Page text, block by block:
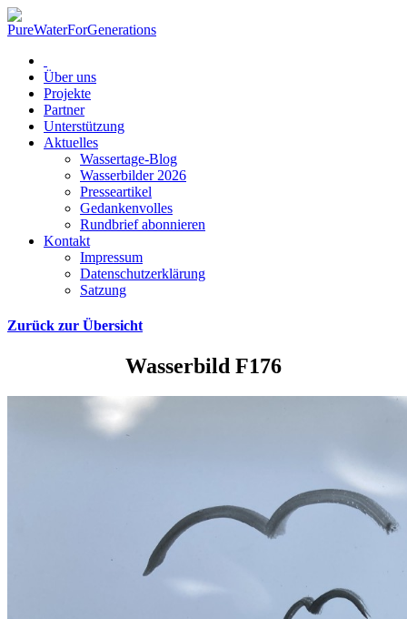
Über uns
Projekte
Partner
Unterstützung
Aktuelles
Wassertage-Blog
Wasserbilder 2026
Presseartikel
Gedankenvolles
Rundbrief abonnieren
Kontakt
Impressum
Datenschutzerklärung
Satzung
Zurück zur Übersicht
Wasserbild F176